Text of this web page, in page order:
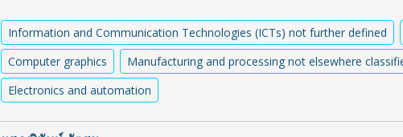
Information and Communication Technologies (ICTs) not further defined
Computer graphics
Manufacturing and processing not elsewhere
Electronics and automation